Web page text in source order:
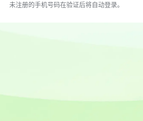
未注册的手机号码在验证后将自动登录。